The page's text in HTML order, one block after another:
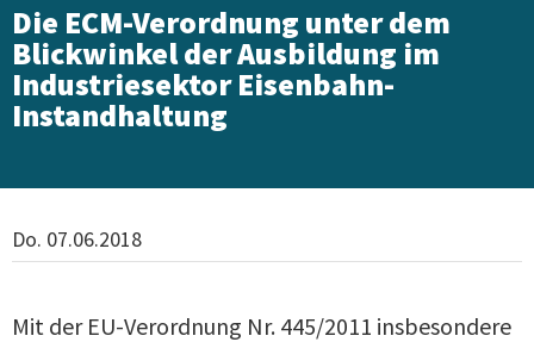
Die ECM-Verordnung unter dem
Blickwinkel der Ausbildung im
Industriesektor Eisenbahn-
Instandhaltung
Do. 07.06.2018
Mit der EU-Verordnung Nr. 445/2011 insbesondere